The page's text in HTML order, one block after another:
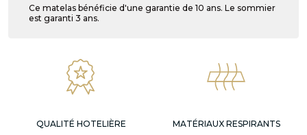
Ce matelas bénéficie d'une garantie de 10 ans. Le sommier
est garanti 3 ans.
QUALITÉ HOTELIÈRE MATÉRIAUX RESPIRANTS